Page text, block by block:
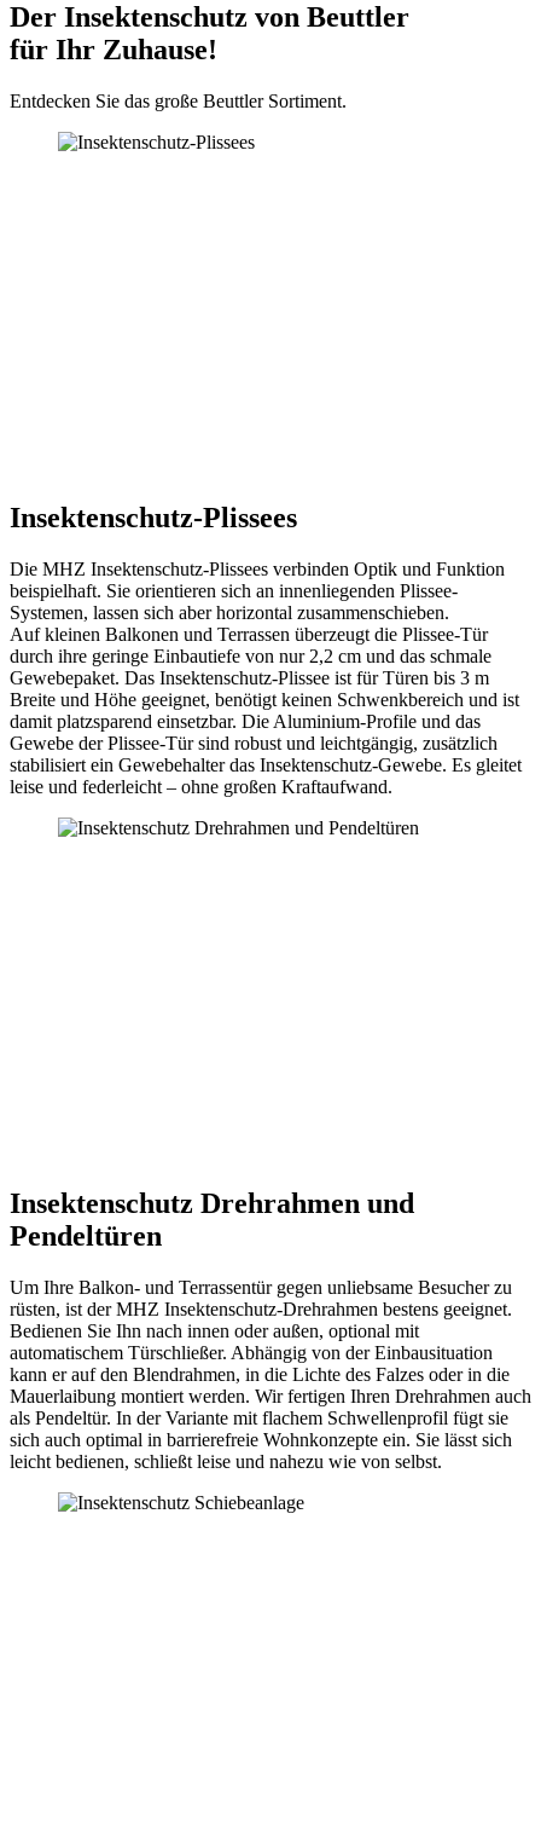
Der Insektenschutz von Beuttler
für Ihr Zuhause!
Entdecken Sie das große Beuttler Sortiment.
Insektenschutz-Plissees
Die MHZ Insektenschutz-Plissees verbinden Optik und Funktion
beispielhaft. Sie orientieren sich an innenliegenden Plissee-
Systemen, lassen sich aber horizontal zusammenschieben.
Auf kleinen Balkonen und Terrassen überzeugt die Plissee-Tür
durch ihre geringe Einbautiefe von nur 2,2 cm und das schmale
Gewebepaket. Das Insektenschutz-Plissee ist für Türen bis 3 m
Breite und Höhe geeignet, benötigt keinen Schwenkbereich und ist
damit platzsparend einsetzbar. Die Aluminium-Profile und das
Gewebe der Plissee-Tür sind robust und leichtgängig, zusätzlich
stabilisiert ein Gewebehalter das Insektenschutz-Gewebe. Es gleitet
leise und federleicht – ohne großen Kraftaufwand.
Insektenschutz Drehrahmen und
Pendeltüren
Um Ihre Balkon- und Terrassentür gegen unliebsame Besucher zu
rüsten, ist der MHZ Insektenschutz-Drehrahmen bestens geeignet.
Bedienen Sie Ihn nach innen oder außen, optional mit
automatischem Türschließer. Abhängig von der Einbausituation
kann er auf den Blendrahmen, in die Lichte des Falzes oder in die
Mauerlaibung montiert werden. Wir fertigen Ihren Drehrahmen auch
als Pendeltür. In der Variante mit flachem Schwellenprofil fügt sie
sich auch optimal in barrierefreie Wohnkonzepte ein. Sie lässt sich
leicht bedienen, schließt leise und nahezu wie von selbst.